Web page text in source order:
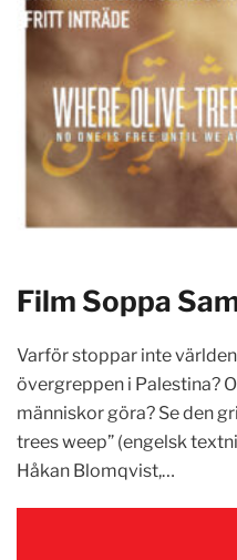
Film Soppa
Varför stoppar inte
övergreppen i Palestina?
människor göra? Se den
trees weep” (engelsk
Håkan Blomqvist,…